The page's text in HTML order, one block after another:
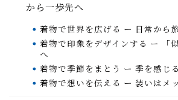
から一歩先へ
着物で世界を広げる ー 日常から
着物で印象をデザインする ー 「
へ
着物で季節をまとう ー 季を感じ
着物で想いを伝える ー 装いはメ